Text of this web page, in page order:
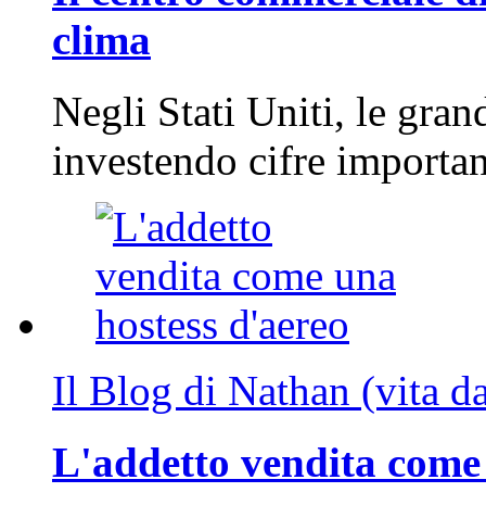
clima
Negli Stati Uniti, le
investendo cifre
Il Blog di Nathan (vita
L'addetto vendita